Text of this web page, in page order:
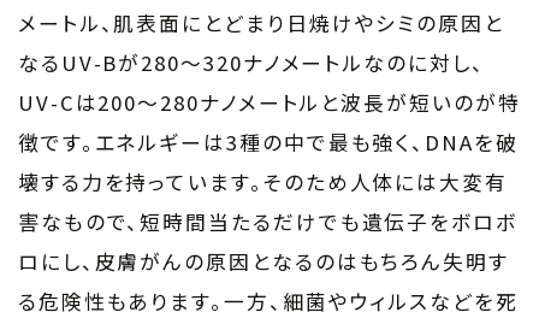
メートル、肌表面にとどまり日焼けやシミの原因と
なるUV-Bが280～320ナノメートルなのに対し、
UV-Cは200～280ナノメートルと波長が短いのが特
徴です。エネルギーは3種の中で最も強く、DNAを破
壊する力を持っています。そのため人体には大変有
害なもので、短時間当たるだけでも遺伝子をボロボ
ロにし、皮膚がんの原因となるのはもちろん失明す
る危険性もあります。一方、細菌やウィルスなどを死